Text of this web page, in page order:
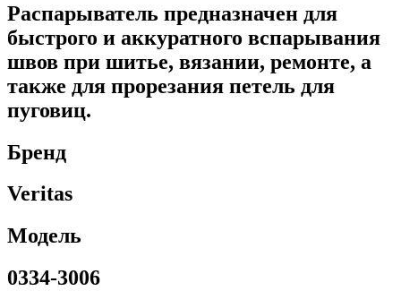
Распарыватель предназначен для
быстрого и аккуратного вспарывания
швов при шитье, вязании, ремонте, а
также для прорезания петель для
пуговиц.
Бренд
Veritas
Модель
0334-3006